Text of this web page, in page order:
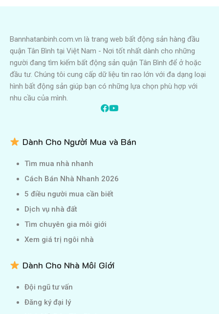
Bannhatanbinh.com.vn là trang web bất động sản hàng đầu
quận Tân Bình tại Việt Nam - Nơi tốt nhất dành cho những
người đang tìm kiếm bất động sản quận Tân Bình để ở hoặc
đầu tư. Chúng tôi cung cấp dữ liệu tin rao lớn với đa dạng loại
hình bất động sản giúp bạn có những lựa chọn phù hợp với
nhu cầu của mình.
Dành Cho Người Mua và Bán
Tìm mua nhà nhanh
Cách Bán Nhà Nhanh 2026
5 điều người mua cần biết
Dịch vụ nhà đất
Tìm chuyên gia môi giới
Xem giá trị ngôi nhà
Dành Cho Nhà Môi Giới
Đội ngũ tư vấn
Đăng ký đại lý